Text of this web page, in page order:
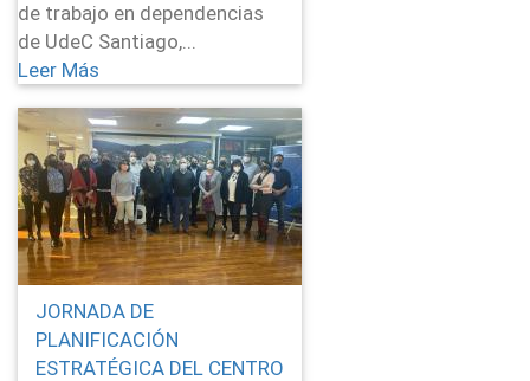
de trabajo en dependencias
de UdeC Santiago,...
Leer Más
JORNADA DE
PLANIFICACIÓN
ESTRATÉGICA DEL CENTRO